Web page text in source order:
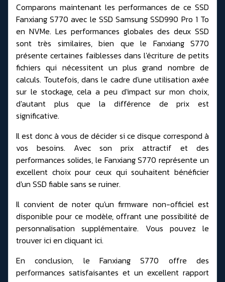
Comparons maintenant les performances de ce SSD
Fanxiang S770 avec le SSD Samsung SSD990 Pro 1 To
en NVMe. Les performances globales des deux SSD
sont très similaires, bien que le Fanxiang S770
présente certaines faiblesses dans l'écriture de petits
fichiers qui nécessitent un plus grand nombre de
calculs. Toutefois, dans le cadre d'une utilisation axée
sur le stockage, cela a peu d'impact sur mon choix,
d'autant plus que la différence de prix est
significative.
Il est donc à vous de décider si ce disque correspond à
vos besoins. Avec son prix attractif et des
performances solides, le Fanxiang S770 représente un
excellent choix pour ceux qui souhaitent bénéficier
d'un SSD fiable sans se ruiner.
Il convient de noter qu'un firmware non-officiel est
disponible pour ce modèle, offrant une possibilité de
personnalisation supplémentaire. Vous pouvez le
trouverici en cliquant ici.
En conclusion, le Fanxiang S770 offre des
performances satisfaisantes et un excellent rapport